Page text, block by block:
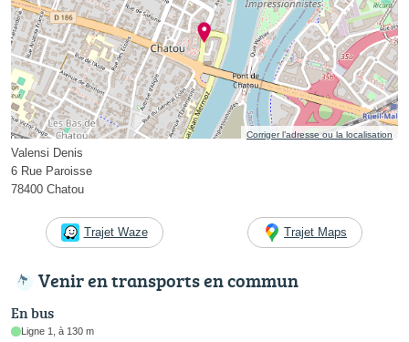
Corriger l’adresse ou la localisation
Valensi Denis
6 Rue Paroisse
78400 Chatou
Trajet Waze Trajet Maps
Venir en transports en commun
En bus
Ligne 1, à 130 m